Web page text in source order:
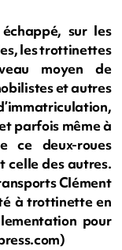
sur les
les trottinettes
moyen de
et autres
parfois même à
ce deux-roues
celle des autres.
Clément
à trottinette en
pour